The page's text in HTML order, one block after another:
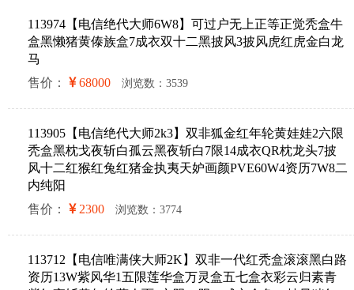
113974【电信绝代大师6W8】可过户无上正等正觉秃盒牛
盒黑懒猪黄傣族盒7成衣双十二黑披风3披风虎红虎金白龙
马
售价：
68000 浏览数：3539
113905【电信绝代大师2k3】双非狐金红年轮黄娃娃2六限
秃盒黑枕戈夜斩白孤云黑夜斩白7限14成衣QR枕龙头7披
风十二红猴红兔红猪金执夷天妒画颜PVE60W4资历7W8二
内纯阳
售价：
2300 浏览数：3774
113712【电信唯满侠大师2K】双非一代红秃盒滚滚黑白路
资历13W紫风华1五限莲华盒万灵盒五七盒衣彩云归素青